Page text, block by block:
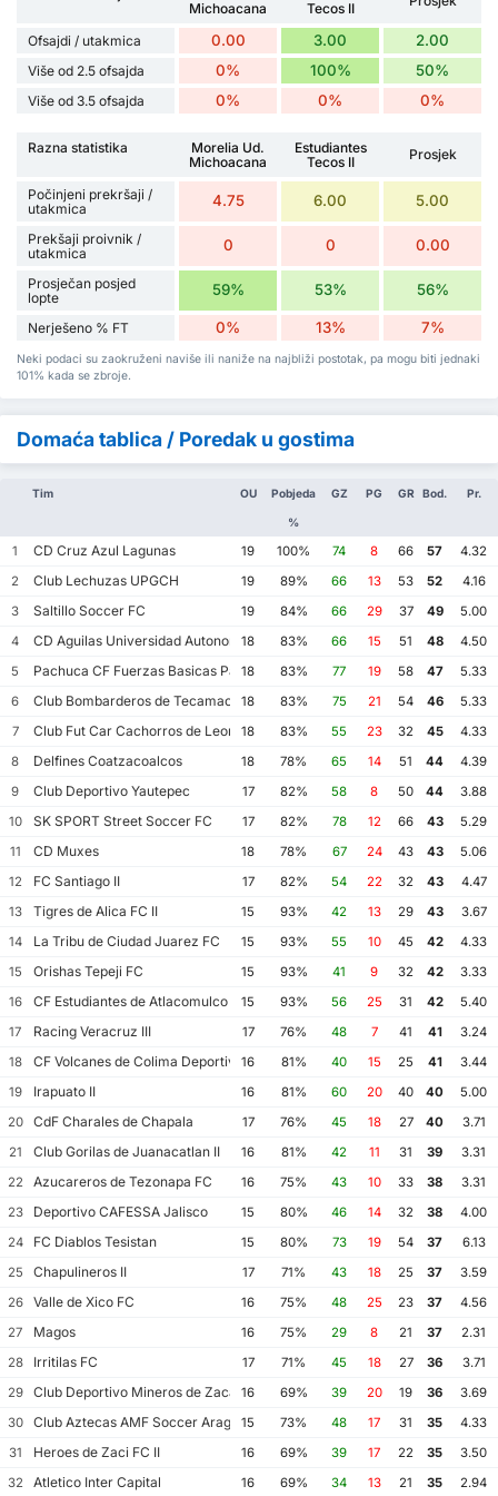
Michoacana
Tecos II
Ofsajdi / utakmica 0.00 3.00 2.00
Više od 2.5 ofsajda 0% 100% 50%
Više od 3.5 ofsajda 0% 0% 0%
Razna statistika
Morelia Ud.
Michoacana
Estudiantes
Tecos II
Prosjek
Počinjeni prekršaji /
utakmica
4.75 6.00 5.00
Prekšaji proivnik /
utakmica
0 0 0.00
Prosječan posjed
lopte
59% 53% 56%
Nerješeno % FT 0% 13% 7%
Neki podaci su zaokruženi naviše ili naniže na najbliži postotak, pa mogu biti jednaki
101% kada se zbroje.
Domaća tablica / Poredak u gostima
Tim OU Pobjeda
%
GZ PG GR Bod. Pr.
1 CD Cruz Azul Lagunas 19 100% 74 8 66 57
4.32
2
Club Lechuzas UPGCH 19 89% 66 13 53 52
4.16
3
Saltillo Soccer FC 19 84% 66 29 37 49
5.00
4
CD Aguilas Universidad Autonoma de Guerrero
18 83% 66 15 51 48
4.50
5
Pachuca CF Fuerzas Basicas Pachuca CF III
18 83% 77 19 58 47
5.33
6
Club Bombarderos de Tecamac 18 83% 75 21 54 46
5.33
7
Club Fut Car Cachorros de Leon 18 83% 55 23 32 45
4.33
8
Delfines Coatzacoalcos 18 78% 65 14 51 44
4.39
9
Club Deportivo Yautepec 17 82% 58 8 50 44
3.88
10
SK SPORT Street Soccer FC 17 82% 78 12 66 43
5.29
11
CD Muxes 18 78% 67 24 43 43
5.06
12
FC Santiago II 17 82% 54 22 32 43
4.47
13
Tigres de Alica FC II 15 93% 42 13 29 43
3.67
14
La Tribu de Ciudad Juarez FC 15 93% 55 10 45 42
4.33
15
Orishas Tepeji FC 15 93% 41 9 32 42
3.33
16
CF Estudiantes de Atlacomulco 15 93% 56 25 31 42
5.40
17
Racing Veracruz III 17 76% 48 7 41 41
3.24
18
CF Volcanes de Colima Deportivo Tala
16 81% 40 15 25 41
3.44
19
Irapuato II 16 81% 60 20 40 40
5.00
20
CdF Charales de Chapala 17 76% 45 18 27 40
3.71
21
Club Gorilas de Juanacatlan II 16 81% 42 11 31 39
3.31
22
Azucareros de Tezonapa FC 16 75% 43 10 33 38
3.31
23
Deportivo CAFESSA Jalisco 15 80% 46 14 32 38
4.00
24
FC Diablos Tesistan 15 80% 73 19 54 37
6.13
25
Chapulineros II 17 71% 43 18 25 37
3.59
26
Valle de Xico FC 16 75% 48 25 23 37
4.56
27
Magos 16 75% 29 8 21 37
2.31
28
Irritilas FC 17 71% 45 18 27 36
3.71
29
Club Deportivo Mineros de Zacatecas II
16 69% 39 20 19 36
3.69
30
Club Aztecas AMF Soccer Aragon15 73% 48 17 31 35
4.33
31
Heroes de Zaci FC II 16 69% 39 17 22 35
3.50
32
Atletico Inter Capital 16 69% 34 13 21 35 2.94